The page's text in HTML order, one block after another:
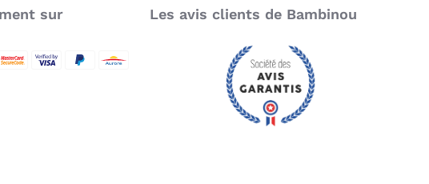
sur
Les avis clients de Bambinou